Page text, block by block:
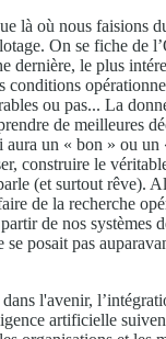
là où nous faisions
On se fiche de
dernière, le plus
conditions
ou pas... La
de meilleures
aura un « bon » ou
construire le
(et surtout rêve).
de la recherche
de nos systèmes
se posait pas
l'avenir,
artificielle